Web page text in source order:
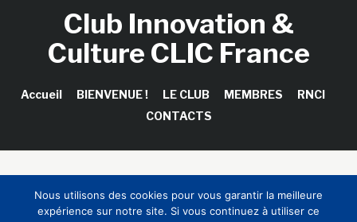
Club Innovation &
Culture CLIC France
Accueil BIENVENUE ! LE CLUB MEMBRES
RNCI
CONTACTS
Sinapses Conseils
Nous utilisons des cookies pour vous garantir la meilleure
expérience sur notre site. Si vous continuez à utiliser ce